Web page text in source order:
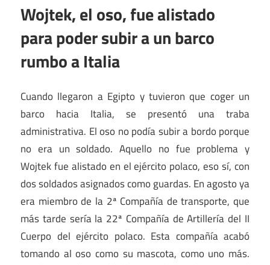
Wojtek, el oso, fue alistado
para poder subir a un barco
rumbo a Italia
Cuando llegaron a Egipto y tuvieron que coger un
barco hacia Italia, se presentó una traba
administrativa. El oso no podía subir a bordo porque
no era un soldado. Aquello no fue problema y
Wojtek fue alistado en el ejército polaco, eso sí, con
dos soldados asignados como guardas. En agosto ya
era miembro de la 2ª Compañía de transporte, que
más tarde sería la 22ª Compañía de Artillería del II
Cuerpo del ejército polaco. Esta compañía acabó
tomando al oso como su mascota, como uno más.